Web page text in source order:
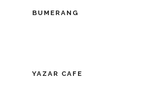
BUMERANG
YAZAR CAFE